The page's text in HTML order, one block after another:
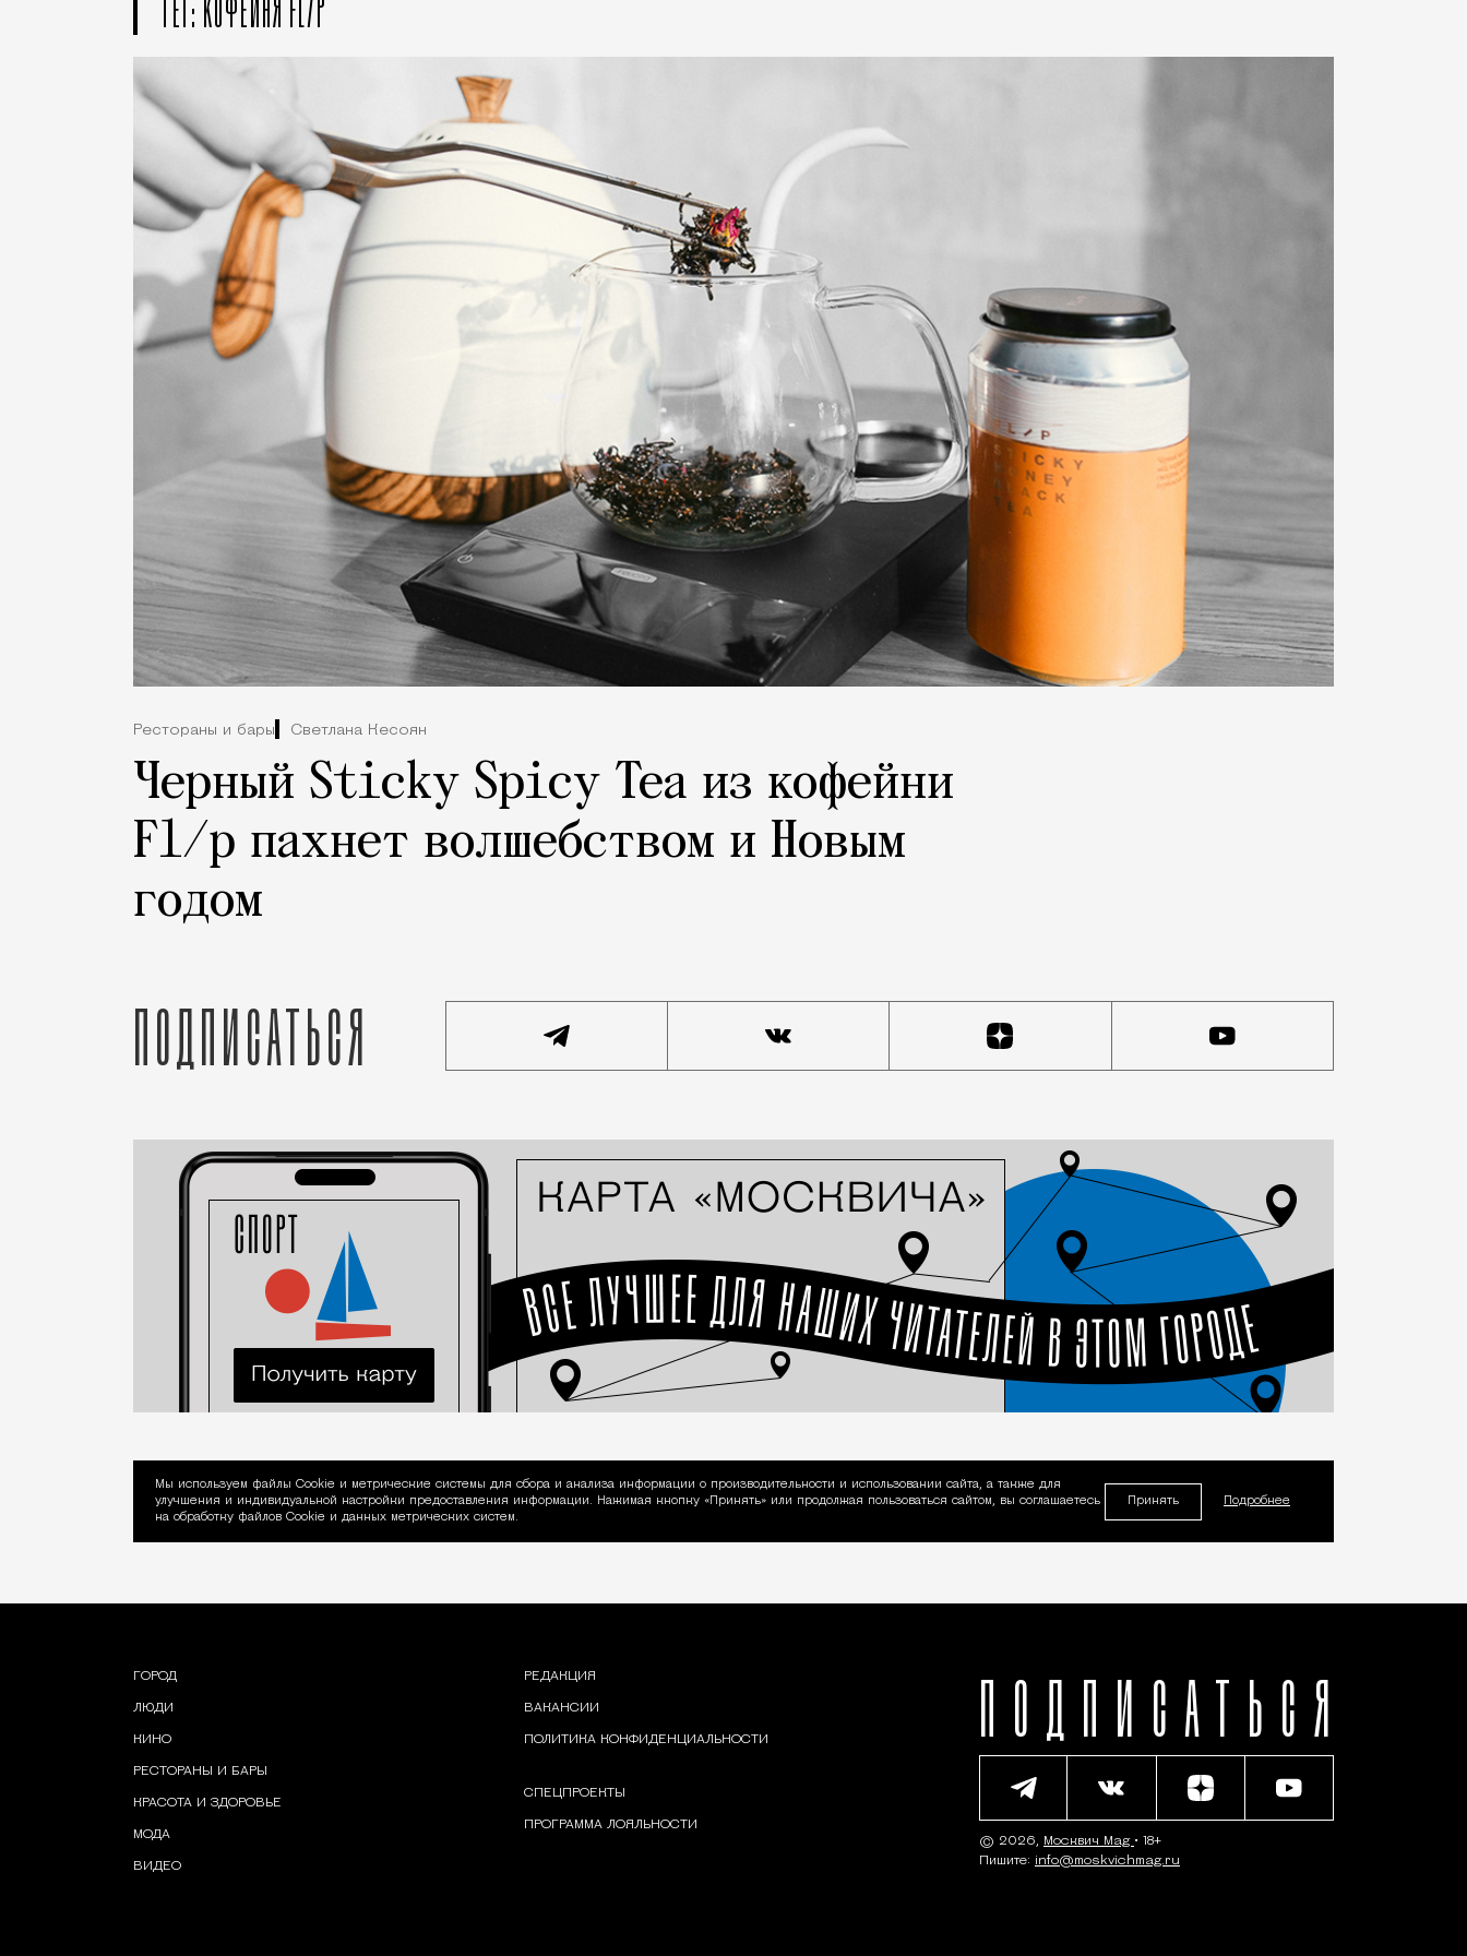
Рестораны и бары Светлана Кесоян
Черный Sticky Spicy Tea из кофейни
Fl/p пахнет волшебством и Новым
годом
Подписаться
Уведомление об использовании Cookie
Мы используем файлы Сookie и метрические системы для сбора и анализа информации о производительности и использовании сайта, а также для
улучшения и индивидуальной настройки предоставления информации. Нажимая кнопку «Принять» или продолжая пользоваться сайтом, вы соглашаетесь
на обработку файлов Cookie и данных метрических систем.
Принять Подробнее
ГОРОД
ЛЮДИ
КИНО
РЕСТОРАНЫ И БАРЫ
КРАСОТА И ЗДОРОВЬЕ
МОДА
ВИДЕО
РЕДАКЦИЯ
ВАКАНСИИ
ПОЛИТИКА КОНФИДЕНЦИАЛЬНОСТИ
СПЕЦПРОЕКТЫ
ПРОГРАММА ЛОЯЛЬНОСТИ
ПОДПИСАТЬСЯ
© 2026, Москвич Mag • 18+
Пишите: info@moskvichmag.ru